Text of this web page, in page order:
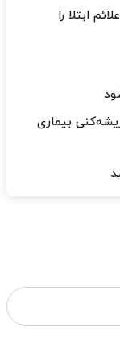
ابتلا را
بیماری